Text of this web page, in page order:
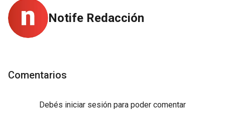
Notife Redacción
Comentarios
Debés iniciar sesión para poder comentar